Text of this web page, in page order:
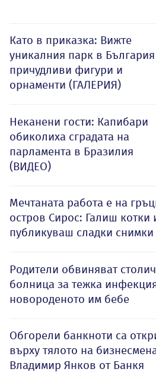
Като в приказка: Вижте
уникалния парк в България
причудливи фигури и
орнаменти (ГАЛЕРИЯ)
Неканени гости: Капибари
обиколиха сградата на
парламента в Бразилия
(ВИДЕО)
Мечтаната работа е на
остров Сирос: Галиш котки
публикуваш сладки снимки
Родители обвиняват
болница за тежка
новороденото им бебе
Обгорели банкноти са
върху тялото на
Владимир Янков от Банкя